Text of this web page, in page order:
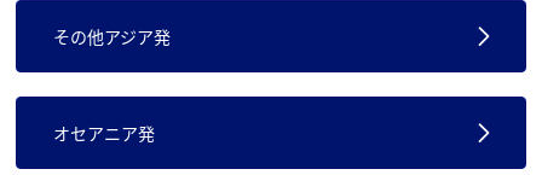
その他アジア発
オセアニア発